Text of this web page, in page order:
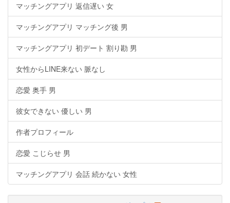
マッチングアプリ 返信遅い 女
マッチングアプリ マッチング後 男
マッチングアプリ 初デート 割り勘 男
女性からLINE来ない 脈なし
恋愛 奥手 男
彼女できない 優しい 男
作者プロフィール
恋愛 こじらせ 男
マッチングアプリ 会話 続かない 女性